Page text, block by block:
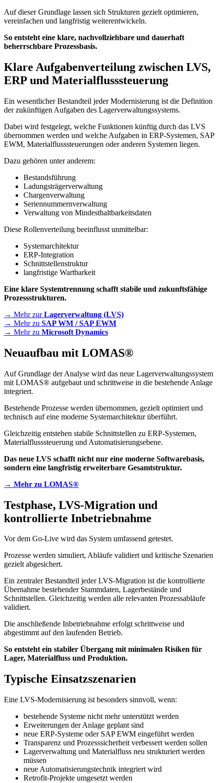
Auf dieser Grundlage lassen sich Strukturen gezielt optimieren,
vereinfachen und langfristig weiterentwickeln.
So entsteht eine klare, nachvollziehbare und dauerhaft
beherrschbare Prozessbasis.
Klare Aufgabenverteilung zwischen LVS,
ERP und Materialflusssteuerung
Ein wesentlicher Bestandteil jeder Modernisierung ist die Definition
der zukünftigen Aufgaben des Lagerverwaltungssystems.
Dabei wird festgelegt, welche Funktionen künftig durch das LVS
übernommen werden und welche Aufgaben in ERP-Systemen, SAP
EWM, Materialflusssteuerungen oder anderen Systemen liegen.
Dazu gehören unter anderem:
Bestandsführung
Ladungsträgerverwaltung
Chargenverwaltung
Seriennummernverwaltung
Verwaltung von Mindesthaltbarkeitsdaten
Diese Rollenverteilung beeinflusst unmittelbar:
Systemarchitektur
ERP-Integration
Schnittstellenstruktur
langfristige Wartbarkeit
Eine klare Systemtrennung schafft stabile und zukunftsfähige
Prozessstrukturen.
→ Mehr zurLagerverwaltung (LVS)
→ Mehr zu SAP WM / SAP EWM
→ Mehr zu Microsoft Dynamics
Neuaufbau mit LOMAS®
Auf Grundlage der Analyse wird das neue Lagerverwaltungssystem
mit LOMAS® aufgebaut und schrittweise in die bestehende Anlage
integriert.
Bestehende Prozesse werden übernommen, gezielt optimiert und
technisch auf eine moderne Systemarchitektur überführt.
Gleichzeitig entstehen stabile Schnittstellen zu ERP-Systemen,
Materialflusssteuerung und Automatisierungsebene.
Das neue LVS schafft nicht nur eine moderne Softwarebasis,
sondern eine langfristig erweiterbare Gesamtstruktur.
→ Mehr zu LOMAS®
Testphase, LVS-Migration und
kontrollierte Inbetriebnahme
Vor dem Go-Live wird das System umfassend getestet.
Prozesse werden simuliert, Abläufe validiert und kritische Szenarien
gezielt abgesichert.
Ein zentraler Bestandteil jeder LVS-Migration ist die kontrollierte
Übernahme bestehender Stammdaten, Lagerbestände und
Schnittstellen. Gleichzeitig werden alle relevanten Prozessabläufe
validiert.
Die anschließende Inbetriebnahme erfolgt schrittweise und
abgestimmt auf den laufenden Betrieb.
So entsteht ein stabiler Übergang mit minimalen Risiken für
Lager, Materialfluss und Produktion.
Typische Einsatzszenarien
Eine LVS-Modernisierung ist besonders sinnvoll, wenn:
bestehende Systeme nicht mehr unterstützt werden
Erweiterungen der Anlage geplant sind
neue ERP-Systeme oder SAP EWM eingeführt werden
Transparenz und Prozesssicherheit verbessert werden sollen
Lagerverwaltung und Materialfluss neu strukturiert werden
müssen
neue Automatisierungstechnik integriert wird
Retrofit-Projekte umgesetzt werden